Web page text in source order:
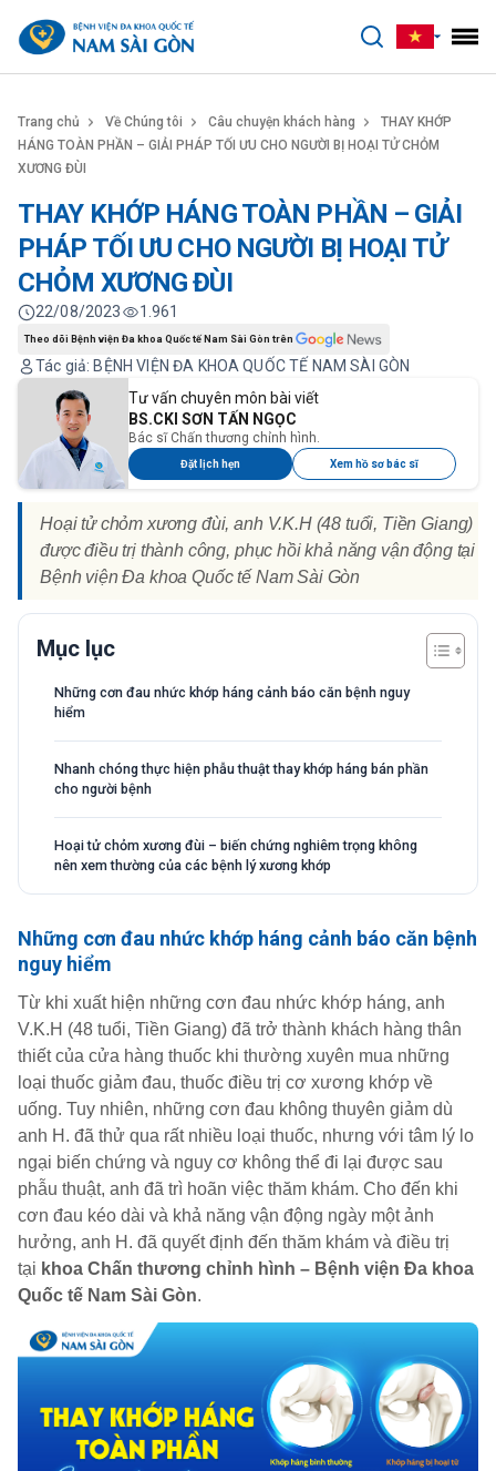
Trang chủ Về Chúng tôi Câu chuyện khách hàng
THAY KHỚP
HÁNG TOÀN PHẦN – GIẢI PHÁP TỐI ƯU CHO NGƯỜI BỊ HOẠI TỬ CHỎM
XƯƠNG ĐÙI
THAY KHỚP HÁNG TOÀN PHẦN – GIẢI
PHÁP TỐI ƯU CHO NGƯỜI BỊ HOẠI TỬ
CHỎM XƯƠNG ĐÙI
Tác giả: BỆNH VIỆN ĐA KHOA QUỐC TẾ NAM SÀI GÒN
22/08/2023 1.961
Theo dõi Bệnh viện Đa khoa Quốc tế Nam Sài Gòn trên
Tư vấn chuyên môn bài viết
BS.CKI SƠN TẤN NGỌC
Bác sĩ Chấn thương chỉnh hình.
Đặt lịch hẹn Xem hồ sơ bác sĩ
Hoại tử chỏm xương đùi, anh V.K.H (48 tuổi, Tiền Giang)
được điều trị thành công, phục hồi khả năng vận động tại
Bệnh viện Đa khoa Quốc tế Nam Sài Gòn
Mục lục
Những cơn đau nhức khớp háng cảnh báo căn bệnh nguy
hiểm
Nhanh chóng thực hiện phẫu thuật thay khớp háng bán phần
cho người bệnh
Hoại tử chỏm xương đùi – biến chứng nghiêm trọng không
nên xem thường của các bệnh lý xương khớp
Những cơn đau nhức khớp háng cảnh báo căn bệnh
nguy hiểm
Từ khi xuất hiện những cơn đau nhức khớp háng, anh
V.K.H (48 tuổi, Tiền Giang) đã trở thành khách hàng thân
thiết của cửa hàng thuốc khi thường xuyên mua những
loại thuốc giảm đau, thuốc điều trị cơ xương khớp về
uống. Tuy nhiên, những cơn đau không thuyên giảm dù
anh H. đã thử qua rất nhiều loại thuốc, nhưng với tâm lý lo
ngại biến chứng và nguy cơ không thể đi lại được sau
phẫu thuật, anh đã trì hoãn việc thăm khám. Cho đến khi
cơn đau kéo dài và khả năng vận động ngày một ảnh
hưởng, anh H. đã quyết định đến thăm khám và điều trị
tại khoa Chấn thương chỉnh hình – Bệnh viện Đa khoa
Quốc tế Nam Sài Gòn.